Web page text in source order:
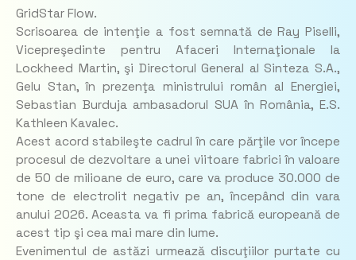
GridStar Flow.
Scrisoarea de intenţie a fost semnată de Ray Piselli,
Vicepreşedinte pentru Afaceri Internaţionale la
Lockheed Martin, şi Directorul General al Sinteza S.A.,
Gelu Stan, în prezenţa ministrului român al Energiei,
Sebastian Burduja ambasadorul SUA în România, E.S.
Kathleen Kavalec.
Acest acord stabileşte cadrul în care părţile vor începe
procesul de dezvoltare a unei viitoare fabrici în valoare
de 50 de milioane de euro, care va produce 30.000 de
tone de electrolit negativ pe an, începând din vara
anului 2026. Aceasta va fi prima fabrică europeană de
acest tip şi cea mai mare din lume.
Evenimentul de astăzi urmează discuţiilor purtate cu